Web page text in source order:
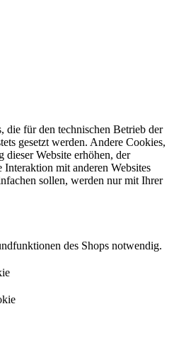
die für den technischen Betrieb der
gesetzt werden. Andere Cookies,
Website erhöhen, der
mit anderen Websites
sollen, werden nur mit Ihrer
des Shops notwendig.